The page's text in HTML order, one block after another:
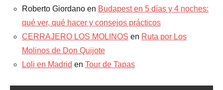
Roberto Giordano en Budapest en 5 días y 4 noches:
qué ver, qué hacer y consejos prácticos
CERRAJERO LOS MOLINOS en Ruta por Los
Molinos de Don Quijote
Loli en Madrid en Tour de Tapas